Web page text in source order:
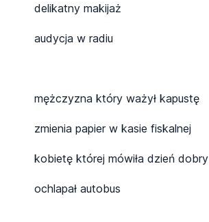
delikatny makijaż
audycja w radiu
mężczyzna który ważył kapustę
zmienia papier w kasie fiskalnej
kobietę której mówiła dzień dobry
ochlapał autobus